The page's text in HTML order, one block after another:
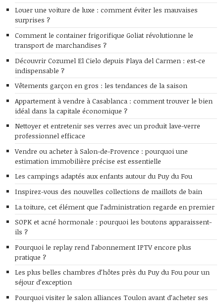
Louer une voiture de luxe : comment éviter les mauvaises
surprises ?
Comment le container frigorifique Goliat révolutionne le
transport de marchandises ?
Découvrir Cozumel El Cielo depuis Playa del Carmen : est-ce
indispensable ?
Vêtements garçon en gros : les tendances de la saison
Appartement à vendre à Casablanca : comment trouver le bien
idéal dans la capitale économique ?
Nettoyer et entretenir ses verres avec un produit lave-verre
professionnel efficace
Vendre ou acheter à Salon-de-Provence : pourquoi une
estimation immobilière précise est essentielle
Les campings adaptés aux enfants autour du Puy du Fou
Inspirez-vous des nouvelles collections de maillots de bain
La toiture, cet élément que l’administration regarde en premier
SOPK et acné hormonale : pourquoi les boutons apparaissent-
ils ?
Pourquoi le replay rend l’abonnement IPTV encore plus
pratique ?
Les plus belles chambres d’hôtes près du Puy du Fou pour un
séjour d’exception
Pourquoi visiter le salon alliances Toulon avant d’acheter ses